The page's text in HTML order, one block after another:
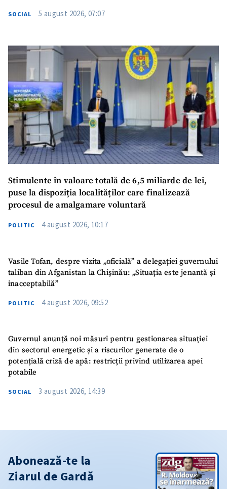
SOCIAL 5 august 2026, 07:07
Stimulente în valoare totală de 6,5 miliarde de lei,
puse la dispoziția localităților care finalizează
procesul de amalgamare voluntară
POLITIC 4 august 2026, 10:17
Vasile Tofan, despre vizita „oficială” a delegației guvernului
taliban din Afganistan la Chișinău: „Situația este jenantă și
inacceptabilă”
POLITIC 4 august 2026, 09:52
Guvernul anunță noi măsuri pentru gestionarea situației
din sectorul energetic și a riscurilor generate de o
potențială criză de apă: restricții privind utilizarea apei
potabile
SOCIAL 3 august 2026, 14:39
Abonează-te la
Ziarul de Gardă